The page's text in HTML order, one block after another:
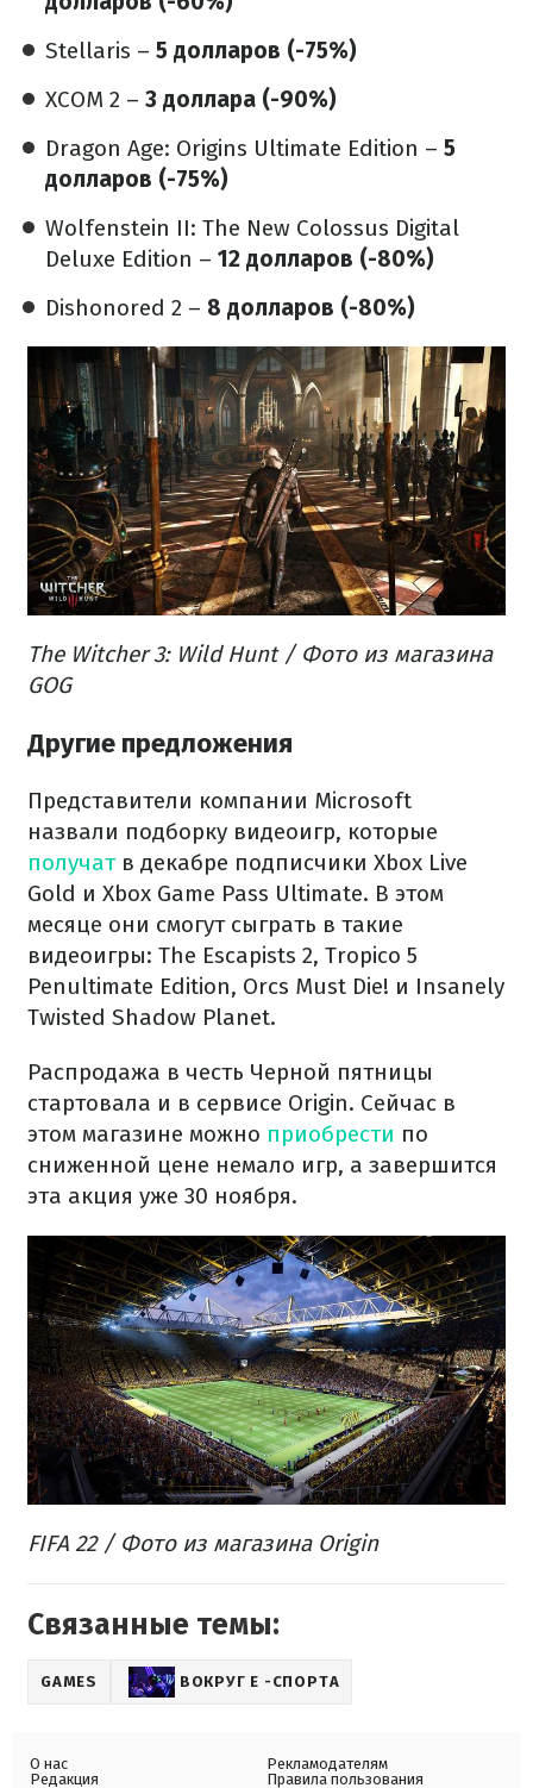
Stellaris – 5 долларов (-75%)
XCOM 2 – 3 доллара (-90%)
Dragon Age: Origins Ultimate Edition – 5
долларов (-75%)
Wolfenstein II: The New Colossus Digital
Deluxe Edition – 12 долларов (-80%)
Dishonored 2 – 8 долларов (-80%)
The Witcher 3: Wild Hunt / Фото из магазина
GOG
Другие предложения
Представители компании Microsoft
назвали подборку видеоигр, которые
получатв декабре подписчики Xbox Live
Gold и Xbox Game Pass Ultimate. В этом
месяце они смогут сыграть в такие
видеоигры: The Escapists 2, Tropico 5
Penultimate Edition, Orcs Must Die! и Insanely
Twisted Shadow Planet.
Распродажа в честь Черной пятницы
стартовала и в сервисе Origin. Сейчас в
этом магазине можно приобрести по
сниженной цене немало игр, а завершится
эта акция уже 30 ноября.
FIFA 22 / Фото из магазина Origin
Связанные темы:
GAMES ВОКРУГ Е -СПОРТА
О нас
Редакция
Рекламодателям
Правила пользования